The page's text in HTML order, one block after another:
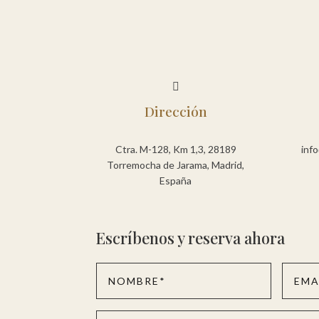

Dirección
Ctra. M-128, Km 1,3, 28189
Torremocha de Jarama, Madrid,
España
Escríbenos y reserva ahora